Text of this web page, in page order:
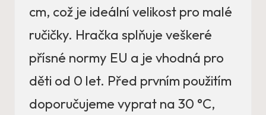
cm, což je ideální velikost pro malé
ručičky. Hračka splňuje veškeré
přísné normy EU a je vhodná pro
děti od 0 let. Před prvním použitím
doporučujeme vyprat na 30 °C,